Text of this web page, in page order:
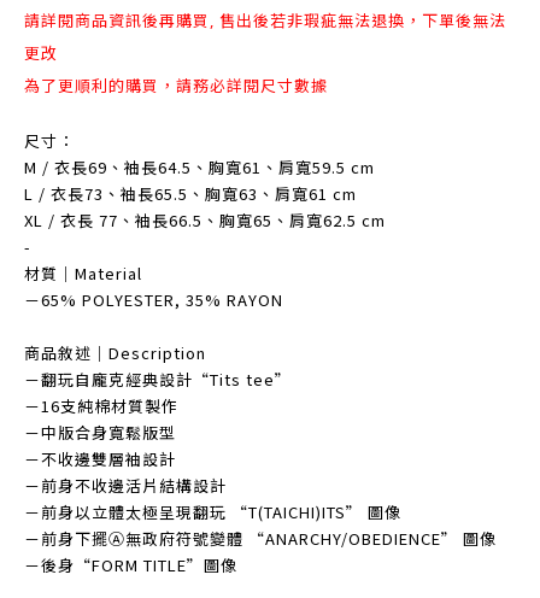
請詳閱商品資訊後再購買, 售出後若非瑕疵無法退換，下單後無法
更改
為了更順利的購買，請務必詳閱尺寸數據
尺寸：
M / 衣長69、袖長64.5、胸寬61、肩寬59.5 cm
L / 衣長73、袖長65.5、胸寬63、肩寬61 cm
XL / 衣長 77、袖長66.5、胸寬65、肩寬62.5 cm
-
材質｜Material
－65% POLYESTER, 35% RAYON
商品敘述｜Description
－翻玩自龐克經典設計“Tits tee”
－16支純棉材質製作
－中版合身寬鬆版型
－不收邊雙層袖設計
－前身不收邊活片結構設計
－前身以立體太極呈現翻玩 “T(TAICHI)ITS” 圖像
－前身下擺Ⓐ無政府符號變體 “ANARCHY/OBEDIENCE” 圖像
－後身“FORM TITLE”圖像